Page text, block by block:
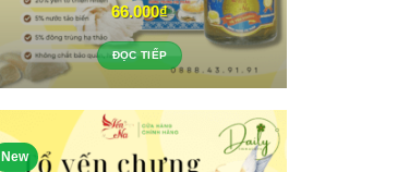
66.000₫
ĐỌC TIẾP
New